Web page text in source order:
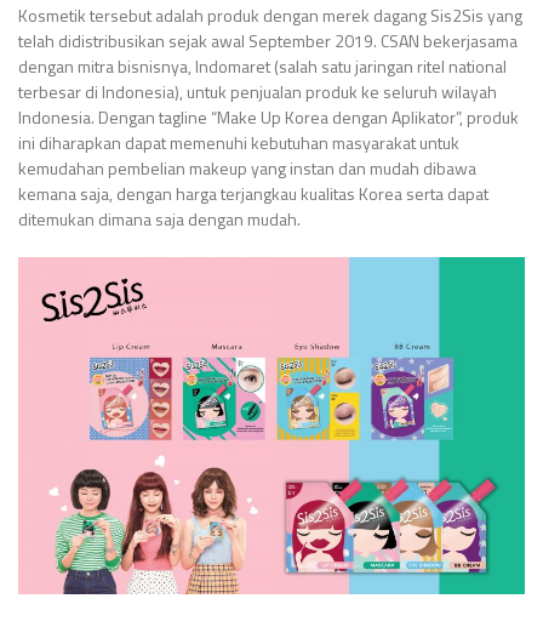
Kosmetik tersebut adalah produk dengan merek dagang Sis2Sis yang
telah didistribusikan sejak awal September 2019. CSAN bekerjasama
dengan mitra bisnisnya, Indomaret (salah satu jaringan ritel national
terbesar di Indonesia), untuk penjualan produk ke seluruh wilayah
Indonesia. Dengan tagline “Make Up Korea dengan Aplikator”, produk
ini diharapkan dapat memenuhi kebutuhan masyarakat untuk
kemudahan pembelian makeup yang instan dan mudah dibawa
kemana saja, dengan harga terjangkau kualitas Korea serta dapat
ditemukan dimana saja dengan mudah.